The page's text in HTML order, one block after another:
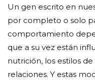
Un gen escrito en
por completo o solo
comportamiento
que a su vez están
nutrición, los estilos
relaciones. Y estas